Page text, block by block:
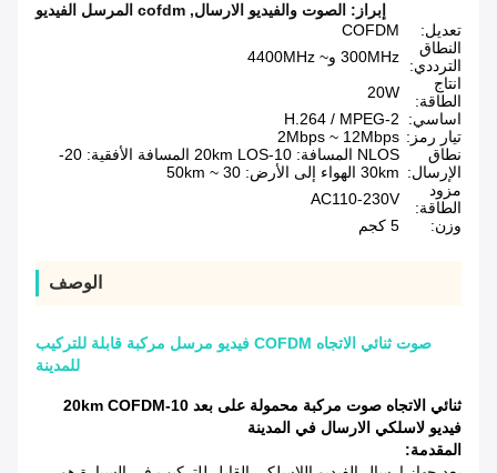
إبراز: الصوت والفيديو الارسال, cofdm المرسل الفيديو
تعديل:
COFDM
النطاق
الترددي:
300MHz و~ 4400MHz
انتاج
الطاقة:
20W
اساسي:
H.264 / MPEG-2
تيار رمز: 2Mbps ~ 12Mbps
نطاق
الإرسال:
NLOS المسافة: 10-20km LOS المسافة الأفقية: 20-
30km الهواء إلى الأرض: 30 ~ 50km
مزود
الطاقة:
AC110-230V
وزن:
5 كجم
الوصف
صوت ثنائي الاتجاه COFDM فيديو مرسل مركبة قابلة للتركيب
للمدينة
ثنائي الاتجاه صوت مركبة محمولة على بعد 10-20km COFDM
فيديو لاسلكي الارسال في المدينة
المقدمة: